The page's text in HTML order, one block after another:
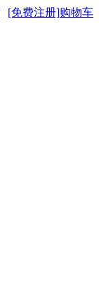
[免费注册]购物车